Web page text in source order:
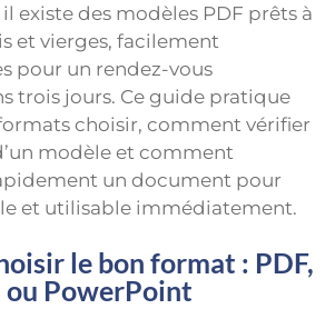
existe des modèles PDF prêts à
et vierges, facilement
pour un rendez-vous
trois jours. Ce guide pratique
choisir, comment vérifier
modèle et comment
un document pour
et utilisable immédiatement.
le bon format : PDF,
ou PowerPoint